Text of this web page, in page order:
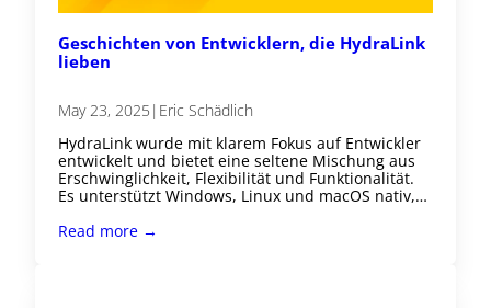
Geschichten von Entwicklern, die HydraLink
lieben
May 23, 2025 | Eric Schädlich
HydraLink wurde mit klarem Fokus auf Entwickler
entwickelt und bietet eine seltene Mischung aus
Erschwinglichkeit, Flexibilität und Funktionalität.
Es unterstützt Windows, Linux und macOS nativ,…
Read more →